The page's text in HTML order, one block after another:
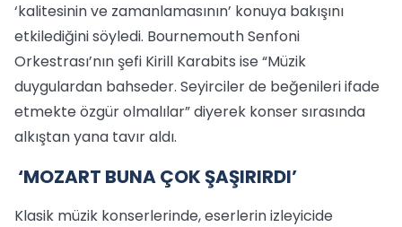
‘kalitesinin ve zamanlamasının’ konuya bakışını
etkilediğini söyledi. Bournemouth Senfoni
Orkestrası’nın şefi Kirill Karabits ise “Müzik
duygulardan bahseder. Seyirciler de beğenileri ifade
etmekte özgür olmalılar” diyerek konser sırasında
alkıştan yana tavır aldı.
‘MOZART BUNA ÇOK ŞAŞIRIRDI’
Klasik müzik konserlerinde, eserlerin izleyicide